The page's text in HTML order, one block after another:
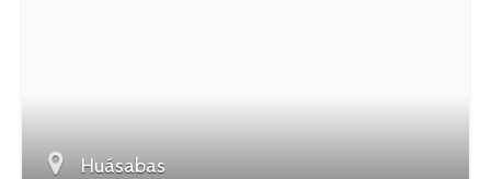
Huásabas